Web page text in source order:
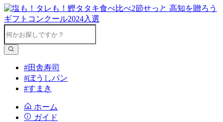
#田舎寿司
#ぼうしパン
#すまき
ホーム
ガイド